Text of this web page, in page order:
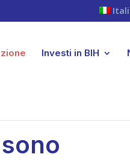
Investi in BIH